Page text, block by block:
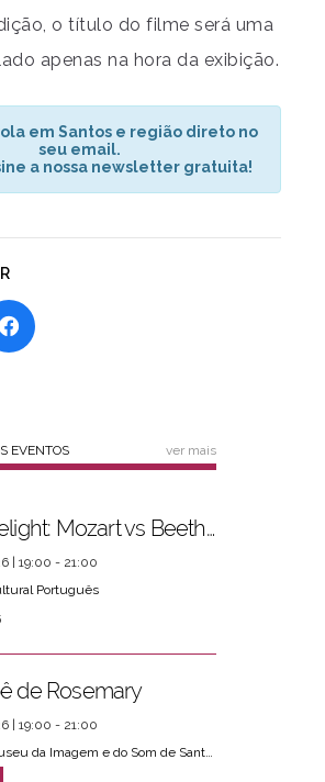
o título do filme será uma
apenas na hora da exibição.
em Santos e região direto no
seu email.
a nossa newsletter gratuita!
EVENTOS ver mais
Candlelight: Mozart vs Beethoven
| 19:00 - 21:00
Português
de Rosemary
| 19:00 - 21:00
MISS - Museu da Imagem e do Som de Santos